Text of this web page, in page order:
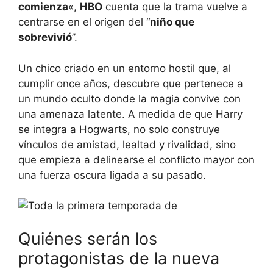
comienza«, HBO cuenta que la trama vuelve a
centrarse en el origen del “niño que
sobrevivió”.
Un chico criado en un entorno hostil que, al
cumplir once años, descubre que pertenece a
un mundo oculto donde la magia convive con
una amenaza latente. A medida de que Harry
se integra a Hogwarts, no solo construye
vínculos de amistad, lealtad y rivalidad, sino
que empieza a delinearse el conflicto mayor con
una fuerza oscura ligada a su pasado.
Quiénes serán los
protagonistas de la nueva